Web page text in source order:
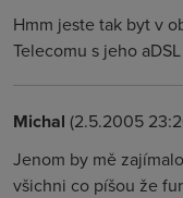
Hmm jeste tak byt v
Telecomu s jeho
Michal (2.5.2005
Jenom by mě
všichni co píšou že